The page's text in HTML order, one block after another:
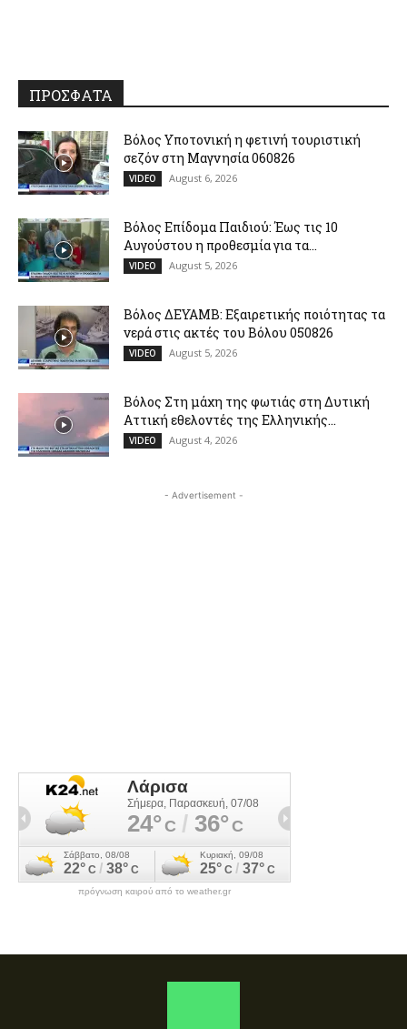
ΠΡΟΣΦΑΤΑ
Βόλος Υποτονική η φετινή τουριστική
σεζόν στη Μαγνησία 060826
VIDEO August 6, 2026
Βόλος Επίδομα Παιδιού: Έως τις 10
Αυγούστου η προθεσμία για τα...
VIDEO August 5, 2026
Βόλος ΔΕΥΑΜΒ: Εξαιρετικής ποιότητας τα
νερά στις ακτές του Βόλου 050826
VIDEO August 5, 2026
Βόλος Στη μάχη της φωτιάς στη Δυτική
Αττική εθελοντές της Ελληνικής...
VIDEO August 4, 2026
- Advertisement -
πρόγνωση καιρού από το weather.gr